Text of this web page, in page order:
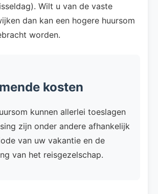
Wilt u van de vaste
dan kan een hogere huursom
worden.
kosten
kunnen allerlei toeslagen
zijn onder andere afhankelijk
van uw vakantie en de
van het reisgezelschap.